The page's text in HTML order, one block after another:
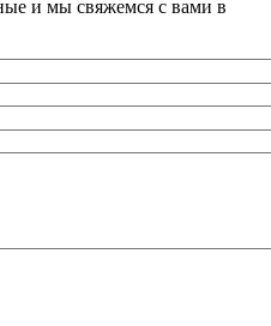
и мы свяжемся с вами в